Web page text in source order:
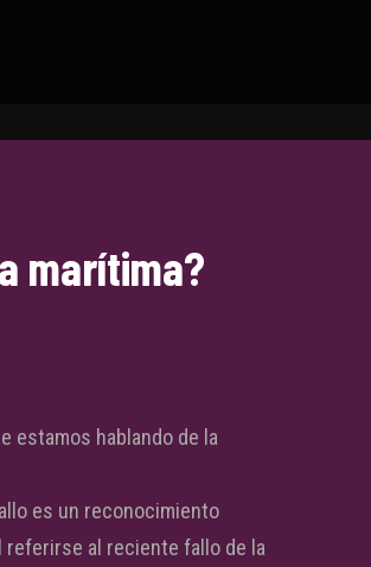
marítima?
estamos hablando de la
es un reconocimiento
referirse al reciente fallo de la